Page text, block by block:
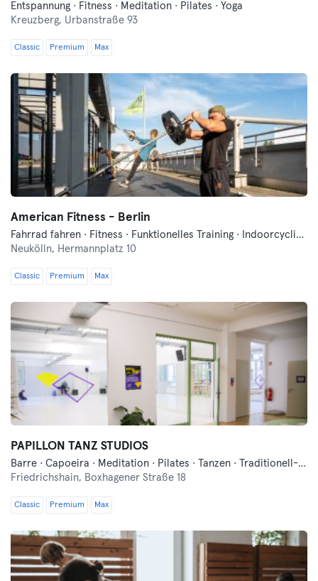
Entspannung · Fitness · Meditation · Pilates · Yoga
Kreuzberg, Urbanstraße 93
Classic Premium Max
American Fitness - Berlin
Fahrrad fahren · Fitness · Funktionelles Training · Indoorcycling · Mixed Martial Arts · Pilates · Tanzen · Wellness · Yoga
Neukölln, Hermannplatz 10
Classic Premium Max
PAPILLON TANZ STUDIOS
Barre · Capoeira · Meditation · Pilates · Tanzen · Traditionell-Asiatische Kampfkünste · Yoga
Friedrichshain, Boxhagener Straße 18
Classic Premium Max